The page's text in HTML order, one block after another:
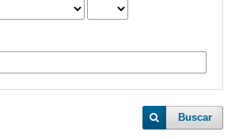
Buscar